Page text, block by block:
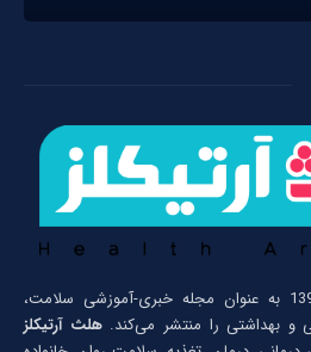
از سال 1396 به عنوان مجله خبری-آموزشی سلامت،
و بهداشتی را منتشر می‌کند.هلث آرتیکلز